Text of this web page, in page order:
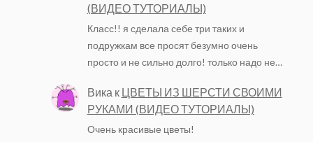
(ВИДЕО ТУТОРИАЛЫ)
Класс!! я сделала себе три таких и
подружкам все просят безумно очень
просто и не сильно долго! только надо не…
Вика к ЦВЕТЫ ИЗ ШЕРСТИ СВОИМИ
РУКАМИ (ВИДЕО ТУТОРИАЛЫ)
Очень красивые цветы!